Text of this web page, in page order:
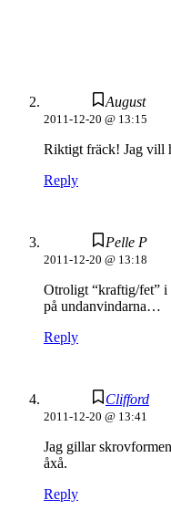
August
2011-12-20 @ 13:15
Riktigt fräck! Jag vill
Reply
Pelle P
2011-12-20 @ 13:18
Otroligt “kraftig/fet” i
på undanvindarna…
Reply
Clifford
2011-12-20 @ 13:41
Jag gillar
åxå.
Reply